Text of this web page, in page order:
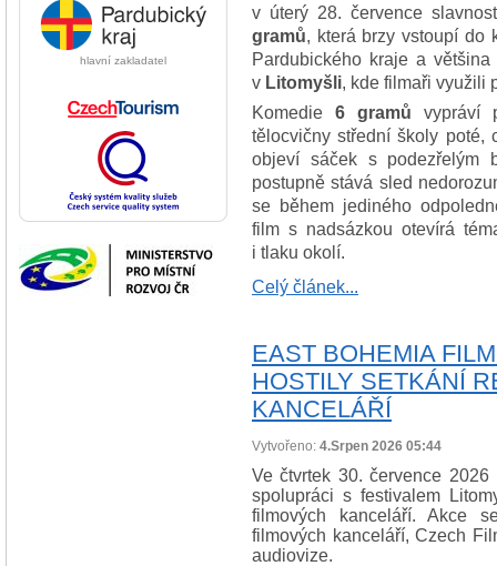
hlavní zakladatel
v úterý 28. července
gramů, která brzy vstoupí do
Pardubického kraje a
v Litomyšli, kde filmaři využili
Komedie6 gramů vypráví
tělocvičny střední školy poté,
objeví sáček s podezřelým
postupně stává sled
se během jediného
film s nadsázkou otevírá
i tlaku okolí.
Celý článek...
EAST BOHEMIA
HOSTILY SETKÁNÍ
KANCELÁŘÍ
Vytvořeno: 4.Srpen 2026 05:44
Ve čtvrtek 30. července
spolupráci s festivalem
filmových kanceláří. Akce
filmových kanceláří, Czech
audiovize.